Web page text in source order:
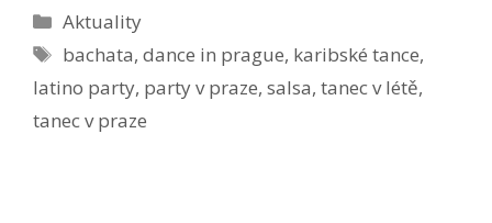
Rubriky
Aktuality
Štítky
bachata,dance in prague, karibské tance,
latino party, party v praze, salsa, tanec v létě,
tanec v praze